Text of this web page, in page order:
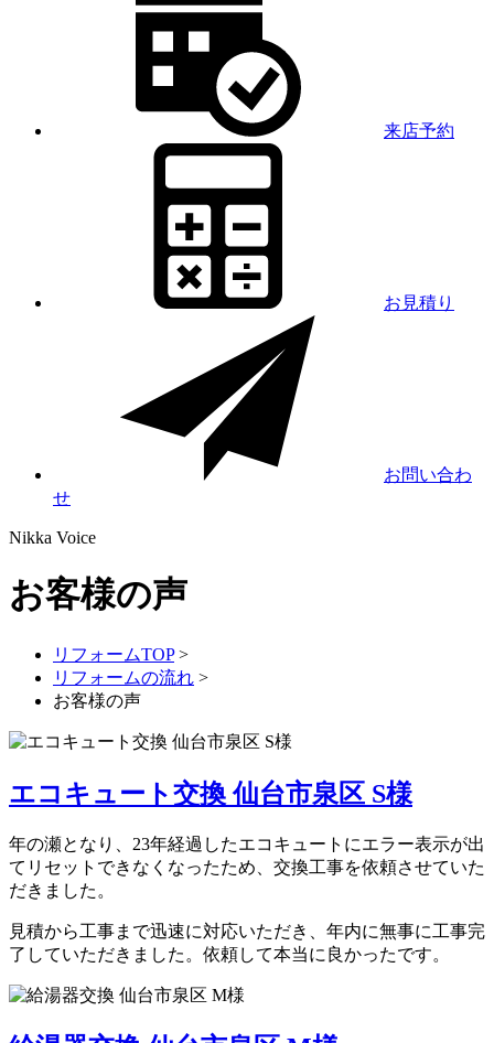
来店予約
お見積り
お問い合わ
せ
Nikka Voice
お客様の声
リフォームTOP>
リフォームの流れ >
お客様の声
エコキュート交換 仙台市泉区 S様
年の瀬となり、23年経過したエコキュートにエラー表示が出
てリセットできなくなったため、交換工事を依頼させていた
だきました。
見積から工事まで迅速に対応いただき、年内に無事に工事完
了していただきました。依頼して本当に良かったです。